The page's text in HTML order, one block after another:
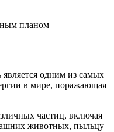
планом
одним из самых
в мире, поражающая
частиц, включая
животных, пыльцу